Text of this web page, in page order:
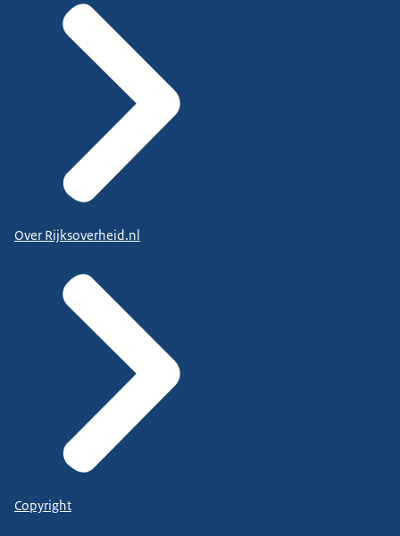
Over Rijksoverheid.nl
Copyright